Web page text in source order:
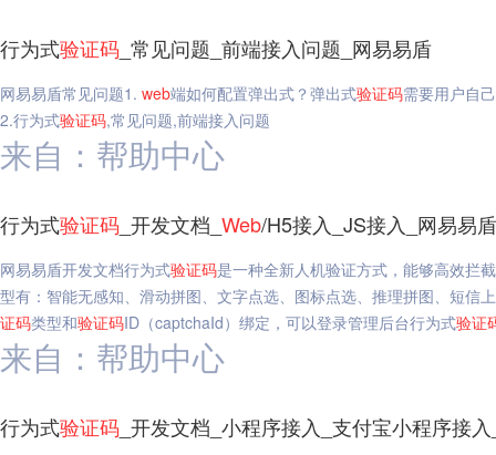
行为式验证码 _常见问题_前端接入问题_网易易盾
网易易盾常见问题1. web端如何配置弹出式？弹出式验证码需要用户自
2.行为式验证码,常见问题,前端接入问题
来自：帮助中心
行为式验证码 _开发文档_ Web/H5接入_JS接入_网易易盾
网易易盾开发文档行为式验证码是一种全新人机验证方式，能够高效拦
型有：智能无感知、滑动拼图、文字点选、图标点选、推理拼图、短信
证码类型和验证码ID（captchaId）绑定，可以登录管理后台行为式验证
来自：帮助中心
行为式验证码 _开发文档_小程序接入_支付宝小程序接